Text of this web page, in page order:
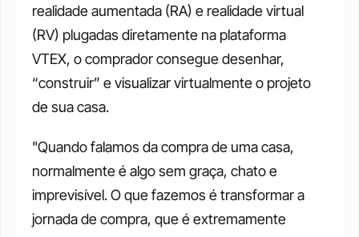
realidade aumentada (RA) e realidade virtual
(RV) plugadas diretamente na plataforma
VTEX, o comprador consegue desenhar,
“construir” e visualizar virtualmente o projeto
de sua casa.
"Quando falamos da compra de uma casa,
normalmente é algo sem graça, chato e
imprevisível. O que fazemos é transformar a
jornada de compra, que é extremamente